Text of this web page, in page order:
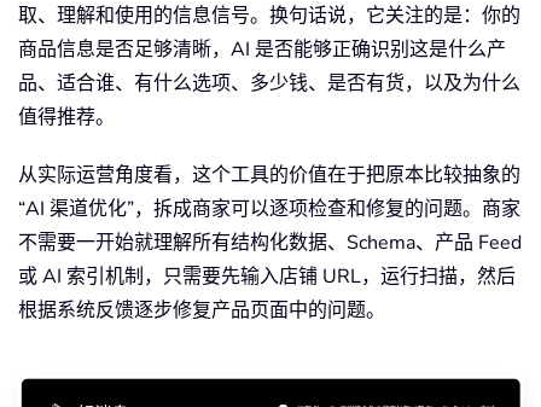
取、理解和使用的信息信号。换句话说，它关注的是：你的
商品信息是否足够清晰，AI 是否能够正确识别这是什么产
品、适合谁、有什么选项、多少钱、是否有货，以及为什么
值得推荐。
从实际运营角度看，这个工具的价值在于把原本比较抽象的
“AI 渠道优化”，拆成商家可以逐项检查和修复的问题。商家
不需要一开始就理解所有结构化数据、Schema、产品 Feed
或 AI 索引机制，只需要先输入店铺 URL，运行扫描，然后
根据系统反馈逐步修复产品页面中的问题。